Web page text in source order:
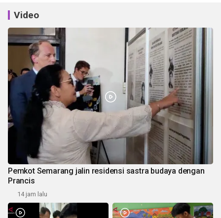
Video
Pemkot Semarang jalin residensi sastra budaya dengan
Prancis
14 jam lalu